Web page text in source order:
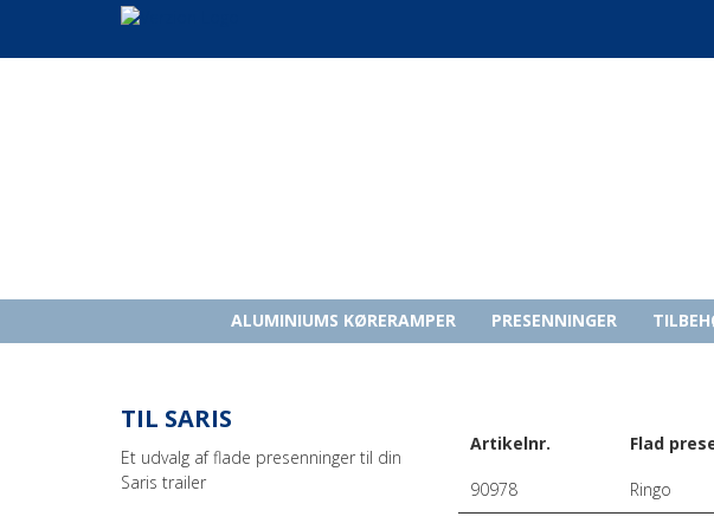
ALUMINIUMS KØRERAMPER PRESENNINGER
TIL SARIS
Et udvalg af flade presenninger til din
Saris trailer
Artikelnr. Flad
90978 Ringo